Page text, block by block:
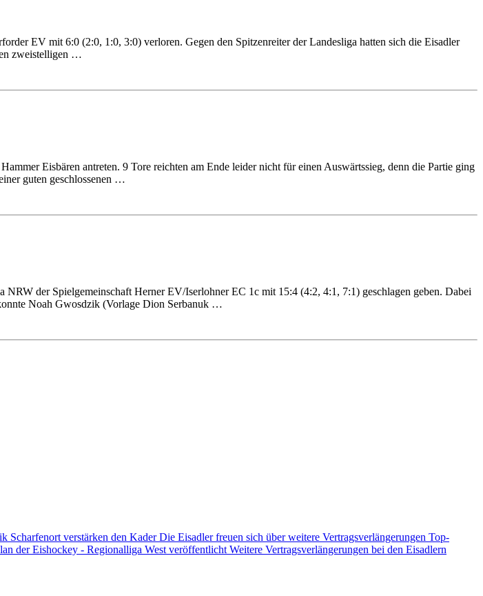
EV mit 6:0 (2:0, 1:0, 3:0) verloren. Gegen den Spitzenreiter der Landesliga hatten sich die Eisadler
zweistelligen …
Eisbären antreten. 9 Tore reichten am Ende leider nicht für einen Auswärtssieg, denn die Partie ging
guten geschlossenen …
der Spielgemeinschaft Herner EV/Iserlohner EC 1c mit 15:4 (4:2, 4:1, 7:1) geschlagen geben. Dabei
Noah Gwosdzik (Vorlage Dion Serbanuk …
Scharfenort verstärken den KaderDie Eisadler freuen sich über weitere Vertragsverlängerungen Top-
der Eishockey - Regionalliga West veröffentlichtWeitere Vertragsverlängerungen bei den Eisadlern